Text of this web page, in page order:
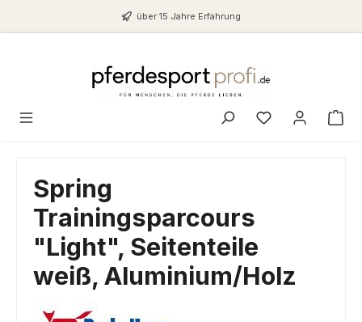
Zum Hauptinhalt springenüber 15 Jahre Erfahrung
Du hast 0
Spring
Trainingsparcours
"Light", Seitenteile
weiß, Aluminium/Holz